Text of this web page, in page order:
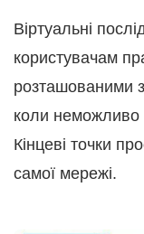
Віртуальні
користувачам
розташованими
коли неможливо
Кінцеві точки
самої мережі.